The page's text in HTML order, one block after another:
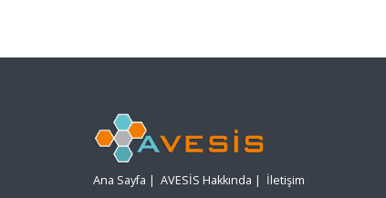
Ana Sayfa | AVESİS Hakkında | İletişim